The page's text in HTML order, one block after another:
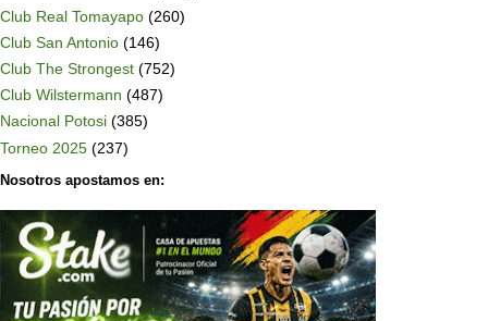
Club Real Tomayapo (260)
Club San Antonio (146)
Club The Strongest (752)
Club Wilstermann (487)
Nacional Potosi (385)
Torneo 2025 (237)
Nosotros apostamos en: